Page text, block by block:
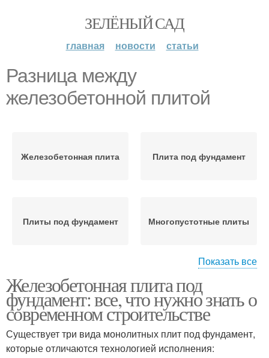
ЗЕЛЁНЫЙ САД
главная новости статьи
Разница между
железобетонной плитой
Железобетонная плита Плита под фундамент
Плиты под фундамент Многопустотные плиты
Плиты для конкретного
объекта
грунтах
Показать все
Железобетонная плита под
фундамент: все, что нужно знать о
современном строительстве
Существует три вида монолитных плит под фундамент,
которые отличаются технологией исполнения: